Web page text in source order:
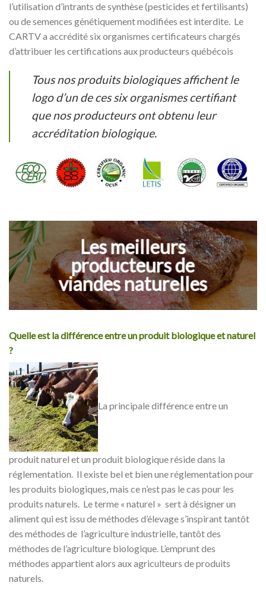
l’utilisation d’intrants de synthèse (pesticides et fertilisants)
ou de semences génétiquement modifiées est interdite. Le
CARTV a accrédité six organismes certificateurs chargés
d’attribuer les certifications aux producteurs québécois
Tous nos produits biologiques affichent le
logo d’un de ces six organismes certifiant
que nos producteurs ont obtenu leur
accréditation biologique.
Les meilleurs
producteurs de
viandes naturelles
Quelle est la différence entre un produit biologique et naturel
?
La principale différence entre un
produit naturel et un produit biologique réside dans la
réglementation. Il existe bel et bien une réglementation pour
les produits biologiques, mais ce n’est pas le cas pour les
produits naturels. Le terme « naturel » sert à désigner un
aliment qui est issu de méthodes d’élevage s’inspirant tantôt
des méthodes de l’agriculture industrielle, tantôt des
méthodes de l’agriculture biologique. L’emprunt des
méthodes appartient alors aux agriculteurs de produits
naturels.